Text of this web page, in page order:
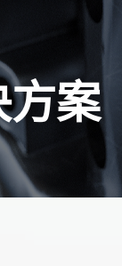
方案
19
2020-03